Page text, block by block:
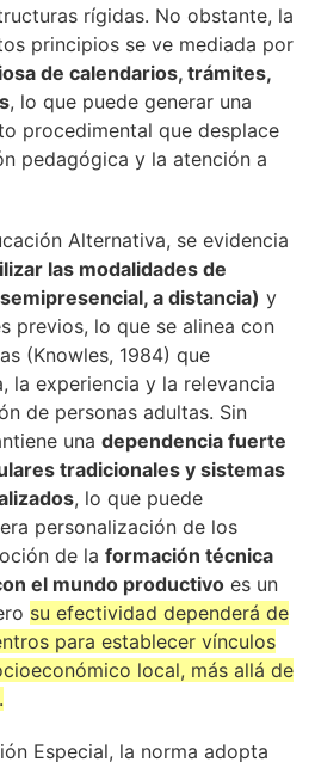
rígidas. No obstante, la
principios se ve mediada por
de calendarios, trámites,
, lo que puede generar una
procedimental que desplace
pedagógica y la atención a
Alternativa, se evidencia
las modalidades de
a distancia) y
previos, lo que se alinea con
(Knowles, 1984) que
la experiencia y la relevancia
de personas adultas. Sin
una dependencia fuerte
tradicionales y sistemas
, lo que puede
personalización de los
de la formación técnica
el mundo productivo es un
su efectividad dependerá de
para establecer vínculos
local, más allá de
Especial, la norma adopta